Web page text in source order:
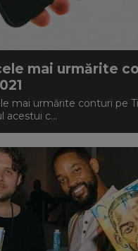
mai urmărite
mai urmărite conturi pe
acestui c...